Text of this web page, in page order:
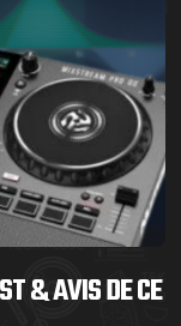
& AVIS DE CE